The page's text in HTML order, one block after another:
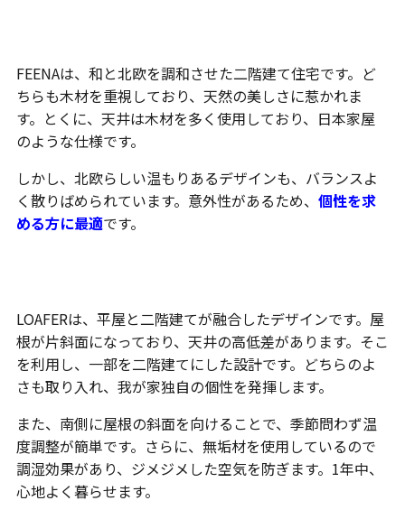
FEENAは、和と北欧を調和させた二階建て住宅です。ど
ちらも木材を重視しており、天然の美しさに惹かれま
す。とくに、天井は木材を多く使用しており、日本家屋
のような仕様です。
しかし、北欧らしい温もりあるデザインも、バランスよ
く散りばめられています。意外性があるため、 個性を求
める方に最適です。
LOAFERは、平屋と二階建てが融合したデザインです。屋
根が片斜面になっており、天井の高低差があります。そこ
を利用し、一部を二階建てにした設計です。どちらのよ
さも取り入れ、我が家独自の個性を発揮します。
また、南側に屋根の斜面を向けることで、季節問わず温
度調整が簡単です。さらに、無垢材を使用しているので
調湿効果があり、ジメジメした空気を防ぎます。1年中、
心地よく暮らせます。